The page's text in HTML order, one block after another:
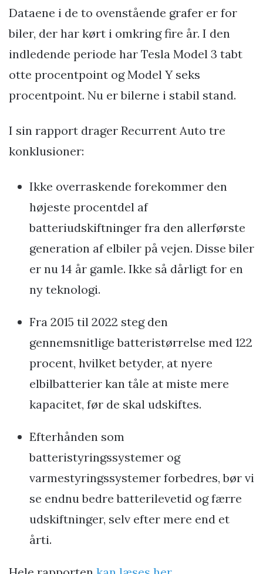
Dataene i de to ovenstående grafer er for
biler, der har kørt i omkring fire år. I den
indledende periode har Tesla Model 3 tabt
otte procentpoint og Model Y seks
procentpoint. Nu er bilerne i stabil stand.
I sin rapport drager Recurrent Auto tre
konklusioner:
Ikke overraskende forekommer den
højeste procentdel af
batteriudskiftninger fra den allerførste
generation af elbiler på vejen. Disse biler
er nu 14 år gamle. Ikke så dårligt for en
ny teknologi.
Fra 2015 til 2022 steg den
gennemsnitlige batteristørrelse med 122
procent, hvilket betyder, at nyere
elbilbatterier kan tåle at miste mere
kapacitet, før de skal udskiftes.
Efterhånden som
batteristyringssystemer og
varmestyringssystemer forbedres, bør vi
se endnu bedre batterilevetid og færre
udskiftninger, selv efter mere end et
årti.